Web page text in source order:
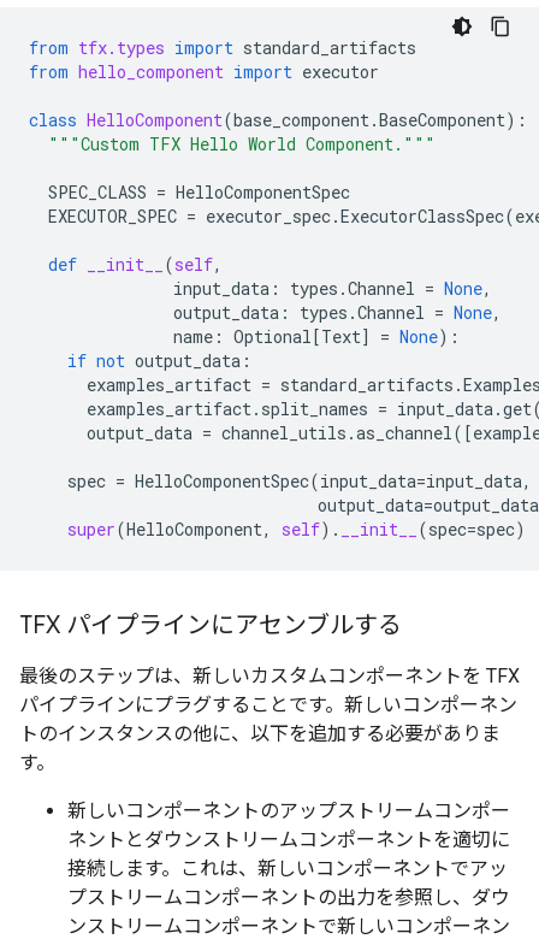
from tfx.types import standard_artifacts
from hello_component import executor
class HelloComponent(base_component.BaseComponent):
"""Custom TFX Hello World Component."""
SPEC_CLASS = HelloComponentSpec
EXECUTOR_SPEC = executor_spec.ExecutorClassSpec(
def __init__ (self,
input_data : types .Channel = None,
output_data : types .Channel = None,
name : Optional[Text] = None):
if not output_data :
examples_artifact = standard_artifacts .
examples_artifact. split_names = input_data.get
output_data = channel_utils .as_channel([
spec = HelloComponentSpec(input_data=input_data,
output_data=output_data
super(HelloComponent, self) . __init__ (spec=spec)
TFX パイプラインにアセンブルする
最後のステップは、新しいカスタムコンポーネントを TFX
パイプラインにプラグすることです。新しいコンポーネン
トのインスタンスの他に、以下を追加する必要がありま
す。
新しいコンポーネントのアップストリームコンポー
ネントとダウンストリームコンポーネントを適切に
接続します。これは、新しいコンポーネントでアッ
プストリームコンポーネントの出力を参照し、ダウ
ンストリームコンポーネントで新しいコンポーネン